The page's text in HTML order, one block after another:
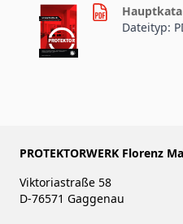
Dateityp:
PROTEKTORWERK Florenz
Viktoriastraße 58
D-76571 Gaggenau